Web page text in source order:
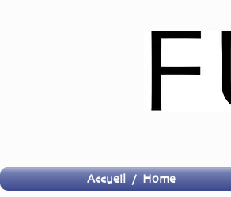
Accueil / Home